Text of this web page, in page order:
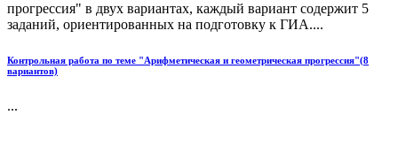
прогрессия" в двух вариантах, каждый вариант содержит 5
заданий, ориентированных на подготовку к ГИА....
Контрольная работа по теме "Арифметическая и геометрическая прогрессия"(8
вариантов)
...